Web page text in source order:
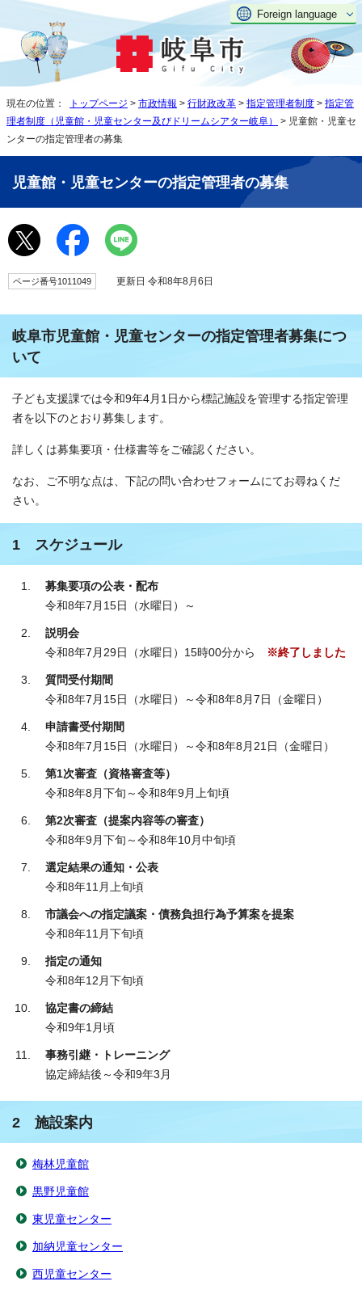
Foreign language
現在の位置： トップページ > 市政情報 > 行財政改革 > 指定管理者制度 > 指定管
理者制度（児童館・児童センター及びドリームシアター岐阜）
> 児童館・児童セ
ンターの指定管理者の募集
児童館・児童センターの指定管理者の募集
ページ番号1011049 更新日 令和8年8月6日
岐阜市児童館・児童センターの指定管理者募集につ
いて
子ども支援課では令和9年4月1日から標記施設を管理する指定管理
者を以下のとおり募集します。
詳しくは募集要項・仕様書等をご確認ください。
なお、ご不明な点は、下記の問い合わせフォームにてお尋ねくだ
さい。
1 スケジュール
募集要項の公表・配布
令和8年7月15日（水曜日）～
説明会
令和8年7月29日（水曜日）15時00分から
※終了しました
質問受付期間
令和8年7月15日（水曜日）～令和8年8月7日（金曜日）
申請書受付期間
令和8年7月15日（水曜日）～令和8年8月21日（金曜日）
第1次審査（資格審査等）
令和8年8月下旬～令和8年9月上旬頃
第2次審査（提案内容等の審査）
令和8年9月下旬～令和8年10月中旬頃
選定結果の通知・公表
令和8年11月上旬頃
市議会への指定議案・債務負担行為予算案を提案
令和8年11月下旬頃
指定の通知
令和8年12月下旬頃
協定書の締結
令和9年1月頃
事務引継・トレーニング
協定締結後～令和9年3月
2 施設案内
梅林児童館
黒野児童館
東児童センター
加納児童センター
西児童センター